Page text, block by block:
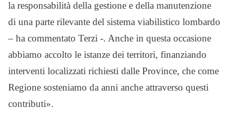
la responsabilità della gestione e della manutenzione
di una parte rilevante del sistema viabilistico lombardo
– ha commentato Terzi -. Anche in questa occasione
abbiamo accolto le istanze dei territori, finanziando
interventi localizzati richiesti dalle Province, che come
Regione sosteniamo da anni anche attraverso questi
contributi».